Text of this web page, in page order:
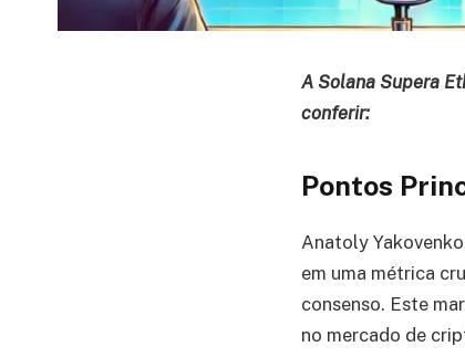
A Solana Supera
conferir:
Pontos
Anatoly
em uma métrica
consenso. Este
no mercado de